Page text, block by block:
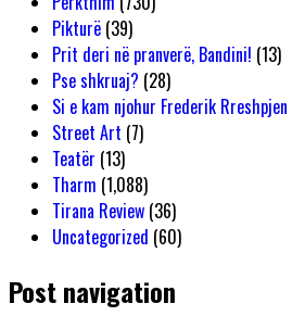
Pikturë (39)
Prit deri në pranverë, Bandini! (13)
Pse shkruaj? (28)
Si e kam njohur Frederik Rreshpjen
Street Art (7)
Teatër (13)
Tharm (1,088)
Tirana Review (36)
Uncategorized (60)
Post navigation